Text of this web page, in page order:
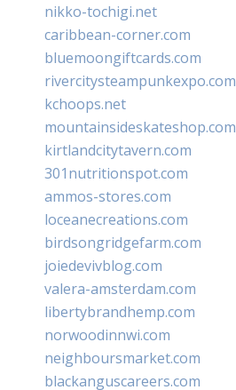
nikko-tochigi.net
caribbean-corner.com
bluemoongiftcards.com
rivercitysteampunkexpo.com
kchoops.net
mountainsideskateshop.com
kirtlandcitytavern.com
301nutritionspot.com
ammos-stores.com
loceanecreations.com
birdsongridgefarm.com
joiedevivblog.com
valera-amsterdam.com
libertybrandhemp.com
norwoodinnwi.com
neighboursmarket.com
blackanguscareers.com